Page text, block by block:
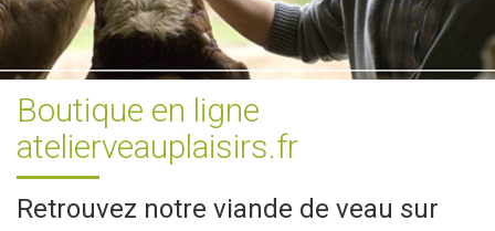
Boutique en ligne
atelierveauplaisirs.fr
Retrouvez notre viande de veau sur